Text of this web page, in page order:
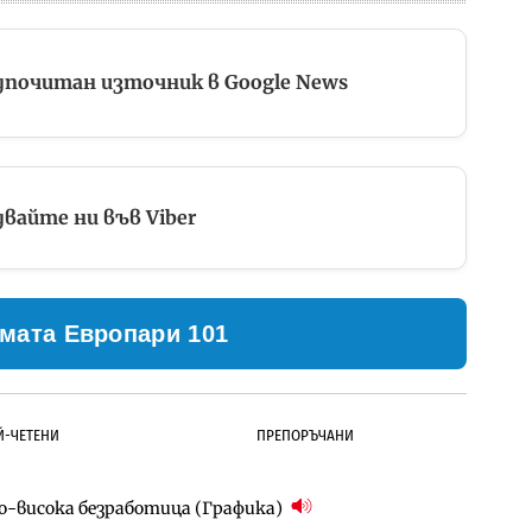
източник в Google News
ни във Viber
Европари 101
ЧЕТЕНИ ПРЕПОРЪЧАНИ
висока безработица (Графика)
за преместването на трамвайното
Петрохан ще върви паралелно с екологичните